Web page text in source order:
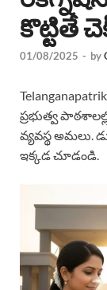
కొట్టితే
01/08/2025 - by
ప్రభుత్వ
వ్యవస్థ అమలు.
ఇక్కడ చూడండి.